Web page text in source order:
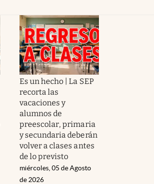
Es un hecho | La SEP
recorta las
vacaciones y
alumnos de
preescolar, primaria
y secundaria deberán
volver a clases antes
de lo previsto
miércoles, 05 de Agosto
de 2026